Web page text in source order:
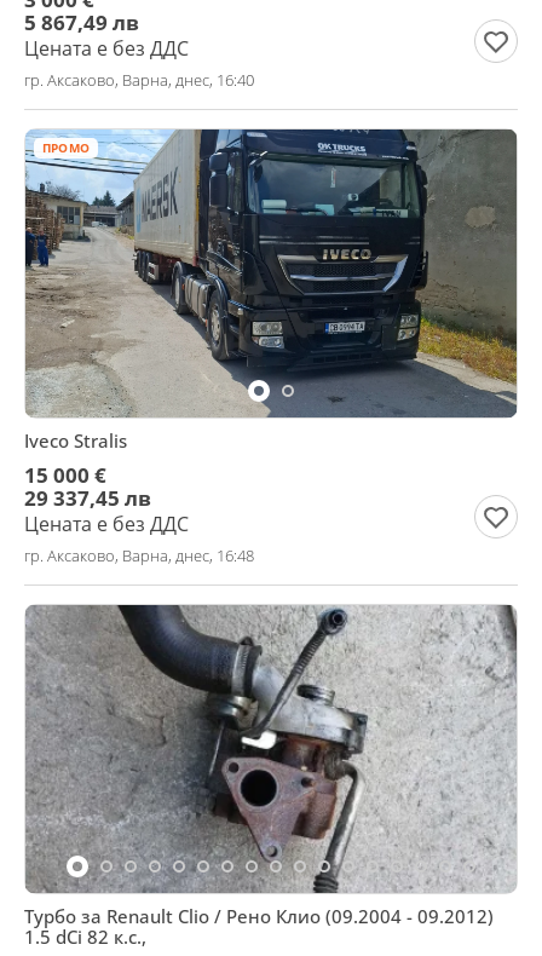
5 867,49 лв
Цената е без ДДС
гр. Аксаково, Варна, днес, 16:40
ПРОМО
Iveco Stralis
15 000 €
29 337,45 лв
Цената е без ДДС
гр. Аксаково, Варна, днес, 16:48
Турбо за Renault Clio / Рено Клио (09.2004 - 09.2012)
1.5 dCi 82 к.с.,